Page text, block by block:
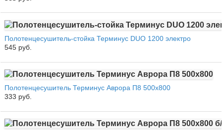
Полотенцесушитель-стойка Терминус DUO 1200 электро
545 руб.
Полотенцесушитель Терминус Аврора П8 500х800
333 руб.